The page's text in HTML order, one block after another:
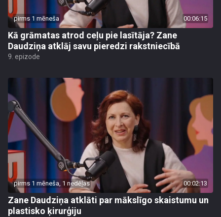
pirms 1 mēneša 00:06:15
Kā grāmatas atrod ceļu pie lasītāja? Zane
Daudziņa atklāj savu pieredzi rakstniecībā
9. epizode
pirms 1 mēneša, 1 nedēļas 00:02:13
Zane Daudziņa atklāti par mākslīgo skaistumu un
plastisko ķirurģiju